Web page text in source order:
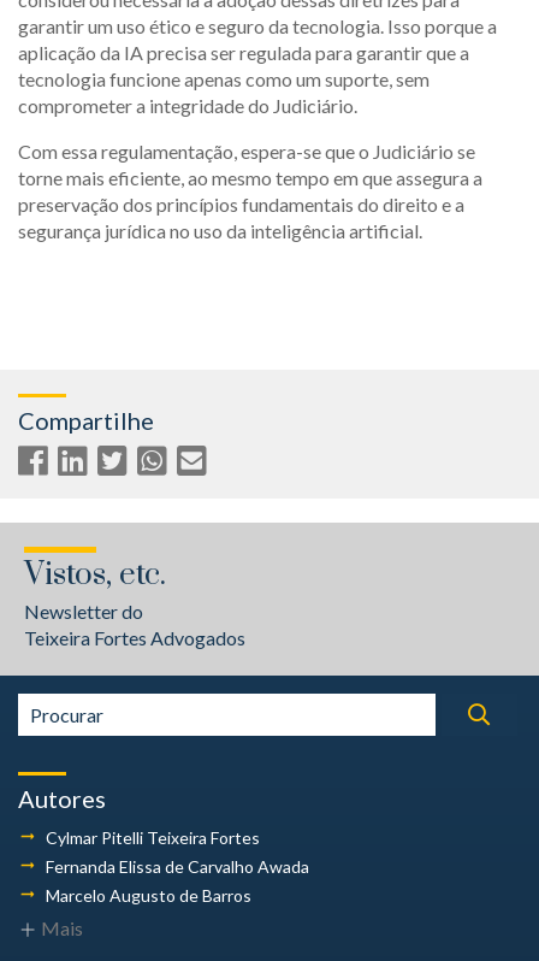
garantir um uso ético e seguro da tecnologia. Isso porque a
aplicação da IA precisa ser regulada para garantir que a
tecnologia funcione apenas como um suporte, sem
comprometer a integridade do Judiciário.
Com essa regulamentação, espera-se que o Judiciário se
torne mais eficiente, ao mesmo tempo em que assegura a
preservação dos princípios fundamentais do direito e a
segurança jurídica no uso da inteligência artificial.
Compartilhe
Vistos, etc.
Newsletter do
Teixeira Fortes Advogados
Autores
Cylmar Pitelli Teixeira Fortes
Fernanda Elissa de Carvalho Awada
Marcelo Augusto de Barros
Mais